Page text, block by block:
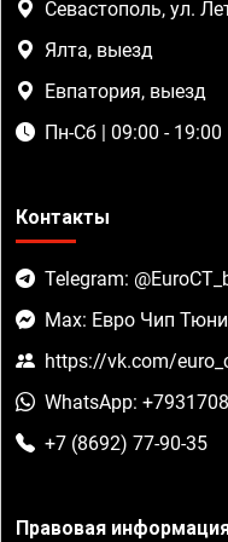
Севастополь, ул.
Ялта, выезд
Евпатория, выезд
Пн-Сб | 09:00 - 19:00
Контакты
Telegram:
Max: Евро Чип
https://vk.com/
WhatsApp:
+7 (8692) 77-90-35
Правовая